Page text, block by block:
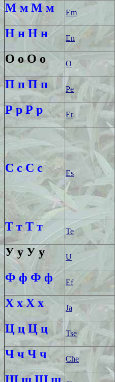
М м М м Em
Н н Н н En
О оО о O
П пП п Pe
Р рР р Er
С сС с Es
Т т Т т Te
У у У у U
Ф ф Ф ф Ef
Х хХ х Ja
Ц цЦ ц Tse
Ч чЧ ч Che